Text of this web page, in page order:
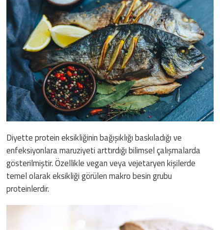
Diyette protein eksikliğinin bağışıklığı baskıladığı ve
enfeksiyonlara maruziyeti arttırdığı bilimsel çalışmalarda
gösterilmiştir. Özellikle vegan veya vejetaryen kişilerde
temel olarak eksikliği görülen makro besin grubu
proteinlerdir.